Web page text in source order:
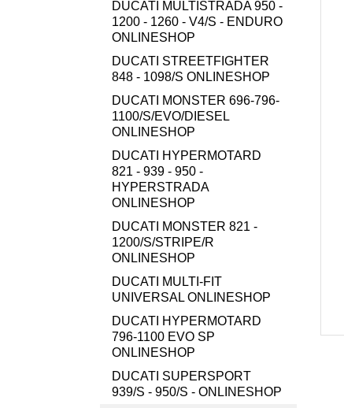
DUCATI MULTISTRADA 950 -
1200 - 1260 - V4/S - ENDURO
ONLINESHOP
DUCATI STREETFIGHTER
848 - 1098/S ONLINESHOP
DUCATI MONSTER 696-796-
1100/S/EVO/DIESEL
ONLINESHOP
DUCATI HYPERMOTARD
821 - 939 - 950 -
HYPERSTRADA
ONLINESHOP
DUCATI MONSTER 821 -
1200/S/STRIPE/R
ONLINESHOP
DUCATI MULTI-FIT
UNIVERSAL ONLINESHOP
DUCATI HYPERMOTARD
796-1100 EVO SP
ONLINESHOP
DUCATI SUPERSPORT
939/S - 950/S - ONLINESHOP